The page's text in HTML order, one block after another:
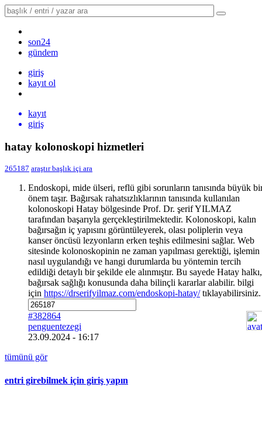
son24
gündem
giriş
kayıt ol
kayıt
giriş
hatay kolonoskopi hizmetleri
265187 araştırbaşlık içi ara
Endoskopi, mide ülseri, reflü gibi sorunların tanısında büyük
önem taşır. Bağırsak rahatsızlıklarının tanısında kullanılan
kolonoskopi Hatay bölgesinde Prof. Dr. şerif YILMAZ
tarafından başarıyla gerçekleştirilmektedir. Kolonoskopi, kalın
bağırsağın iç yapısını görüntüleyerek, olası poliplerin veya
kanser öncüsü lezyonların erken teşhis edilmesini sağlar. Web
sitesinde kolonoskopinin ne zaman yapılması gerektiği, işlemin
nasıl uygulandığı ve hangi durumlarda bu yöntemin tercih
edildiği detaylı bir şekilde ele alınmıştır. Bu sayede Hatay halkı,
bağırsak sağlığı konusunda daha bilinçli kararlar alabilir. bilgi
için https://drserifyilmaz.com/endoskopi-hatay/tıklayabilirsiniz.
#382864
penguentezegi
23.09.2024 - 16:17
tümünü gör
entri girebilmek için giriş yapın